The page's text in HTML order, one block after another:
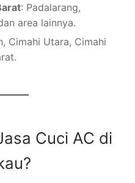
: Padalarang,
area lainnya.
Cimahi Utara, Cimahi
Cuci AC di